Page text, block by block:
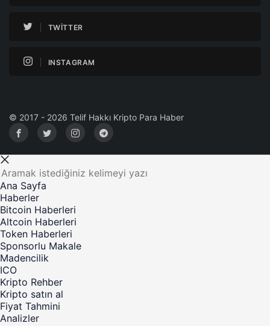
TWITTER
INSTAGRAM
© 2017 - 2026 Telif Hakkı Kripto Para Haber
Ana Sayfa
Haberler
Bitcoin Haberleri
Altcoin Haberleri
Token Haberleri
Sponsorlu Makale
Madencilik
ICO
Kripto Rehber
Kripto satın al
Fiyat Tahmini
Analizler